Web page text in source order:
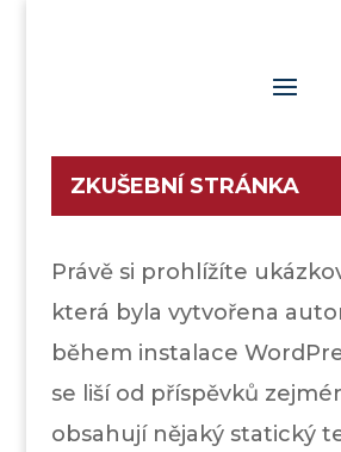
ZKUŠEBNÍ STRÁNKA
Právě si prohlížíte
která byla vytvořena
během instalace
se liší od příspěvků
obsahují nějaký statický